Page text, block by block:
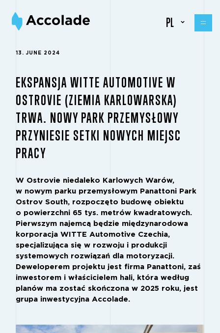
PL
13. JUNE 2024
EKSPANSJA WITTE AUTOMOTIVE W
OSTROVIE (ZIEMIA KARLOWARSKA)
TRWA. NOWY PARK PRZEMYSŁOWY
PRZYNIESIE SETKI NOWYCH MIEJSC
PRACY
W Ostrovie niedaleko Karlowych Warów,
w nowym parku przemysłowym Panattoni Park
Ostrov South, rozpoczęto budowę obiektu
o powierzchni 65 tys. metrów kwadratowych.
Pierwszym najemcą będzie międzynarodowa
korporacja WITTE Automotive Czechia,
specjalizująca się w rozwoju i produkcji
systemowych rozwiązań dla motoryzacji.
Deweloperem projektu jest firma Panattoni, zaś
inwestorem i właścicielem hali, która według
planów ma zostać skończona w 2025 roku, jest
grupa inwestycyjna Accolade.